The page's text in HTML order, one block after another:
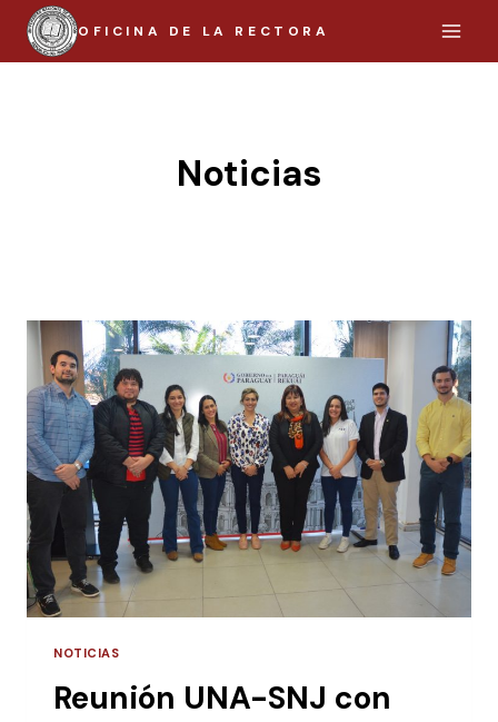
Saltar
contenido
OFICINA DE LA RECTORA
Noticias
NOTICIAS
Reunión UNA-SNJ con